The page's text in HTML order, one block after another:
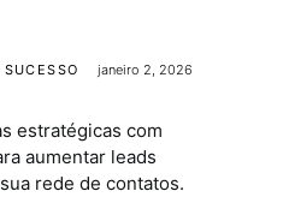
janeiro 2, 2026
estratégicas com
aumentar leads
rede de contatos.